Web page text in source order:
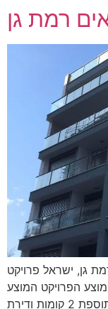
רמת גן
גן, ישראל פרויקט
הפרויקט המוצע הפרויקט המוצע
תוספת של 5 יחידות דיור למבנה, על ידי תוספת 2 קומות ודירת